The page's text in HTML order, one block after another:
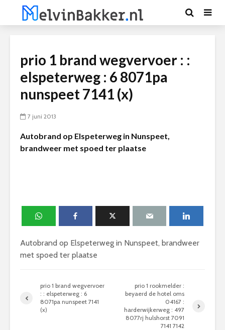
prio 1 brand wegvervoer : :
elspeterweg : 6 8071pa
nunspeet 7141 (x)
7 juni 2013
Autobrand op Elspeterweg in Nunspeet,
brandweer met spoed ter plaatse
Autobrand op Elspeterweg in Nunspeet, brandweer
met spoed ter plaatse
prio 1 brand wegvervoer
: : elspeterweg : 6
8071pa nunspeet 7141
(x)
prio 1 rookmelder :
beyaerd de hotel oms
04167 :
harderwijkerweg : 497
8077rj hulshorst 7091
7141 7142